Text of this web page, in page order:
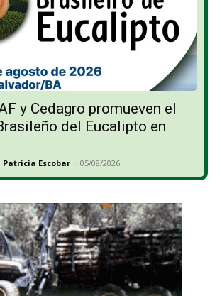
y Cedagro promueven el
del Eucalipto en
Patricia Escobar - 05/08/2026